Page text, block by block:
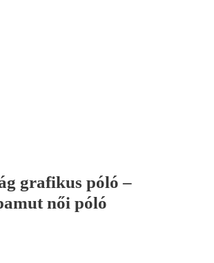
grafikus póló –
női póló